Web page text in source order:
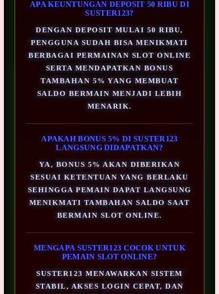
APA KEUNTUNGAN DEPOSIT 50 RIBU DI
SUSTER123?
DENGAN DEPOSIT MULAI 50 RIBU,
PENGGUNA SUDAH BISA MENIKMATI
BERBAGAI PERMAINAN SLOT ONLINE
SERTA MENDAPATKAN BONUS
TAMBAHAN 5% YANG MEMBUAT
SALDO BERMAIN MENJADI LEBIH
MENARIK.
APAKAH BONUS 5% DI SUSTER123
LANGSUNG DIDAPATKAN?
YA, BONUS 5% AKAN DIBERIKAN
SESUAI KETENTUAN YANG BERLAKU
SEHINGGA PEMAIN DAPAT LANGSUNG
MENIKMATI TAMBAHAN SALDO SAAT
BERMAIN SLOT ONLINE.
MENGAPA SUSTER123 COCOK UNTUK
PEMAIN SLOT ONLINE?
SUSTER123 MENAWARKAN SISTEM
STABIL, AKSES LOGIN CEPAT, DAN